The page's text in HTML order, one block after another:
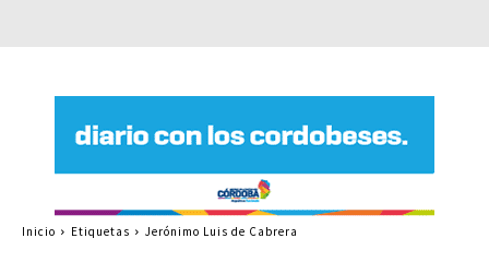
Inicio Etiquetas Jerónimo Luis de Cabrera